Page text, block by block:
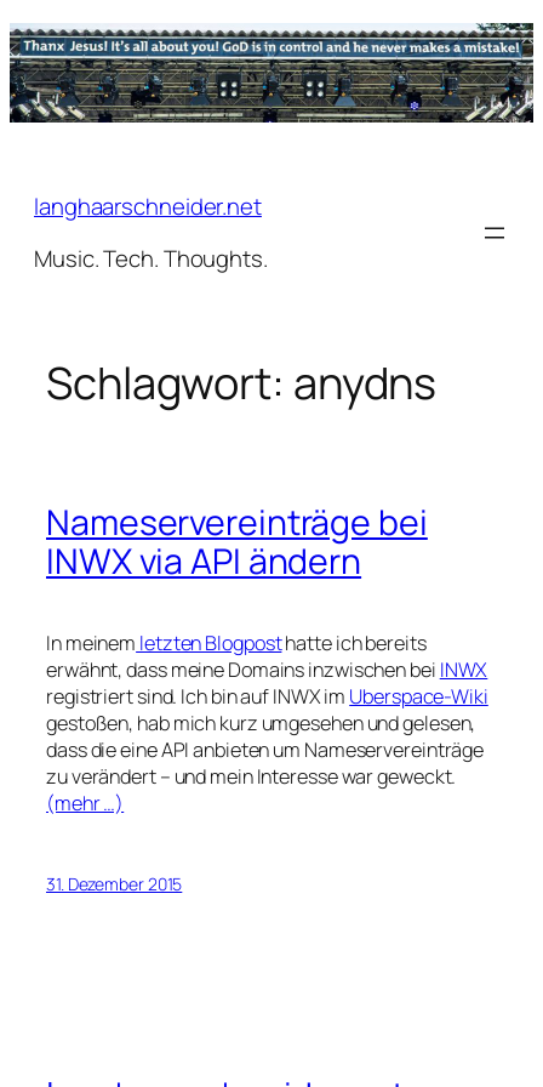
Zum
Inhalt
springen
langhaarschneider.net
Music. Tech. Thoughts.
Schlagwort: anydns
Nameservereinträge bei
INWX via API ändern
In meinem letzten Blogposthatte ich bereits
erwähnt, dass meine Domains inzwischen bei INWX
registriert sind. Ich bin auf INWX im Uberspace-Wiki
gestoßen, hab mich kurz umgesehen und gelesen,
dass die eine API anbieten um Nameservereinträge
zu verändert – und mein Interesse war geweckt.
(mehr …)
31. Dezember 2015